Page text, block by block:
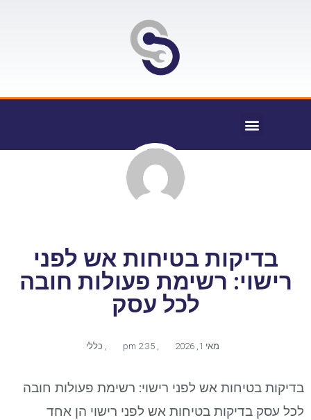
בדיקות בטיחות אש לפני
רישוי: רשימת פעולות חובה
לכל עסק
מאי 1, 2026 ,
, כללי
בדיקות בטיחות אש לפני רישוי: רשימת פעולות חובה
לכל עסק בדיקות בטיחות אש לפני רישוי הן אחד